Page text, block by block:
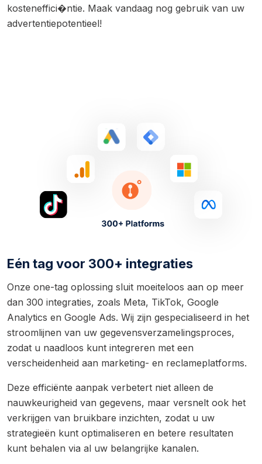
kosteneffici�ntie. Maak vandaag nog gebruik van uw
advertentiepotentieel!
Eén tag voor 300+ integraties
Onze one-tag oplossing sluit moeiteloos aan op meer
dan 300 integraties, zoals Meta, TikTok, Google
Analytics en Google Ads. Wij zijn gespecialiseerd in het
stroomlijnen van uw gegevensverzamelingsproces,
zodat u naadloos kunt integreren met een
verscheidenheid aan marketing- en reclameplatforms.
Deze efficiënte aanpak verbetert niet alleen de
nauwkeurigheid van gegevens, maar versnelt ook het
verkrijgen van bruikbare inzichten, zodat u uw
strategieën kunt optimaliseren en betere resultaten
kunt behalen via al uw belangrijke kanalen.